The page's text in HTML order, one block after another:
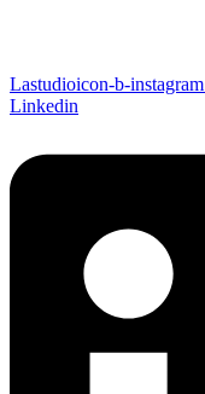
Lastudioicon-b-instagram
Linkedin